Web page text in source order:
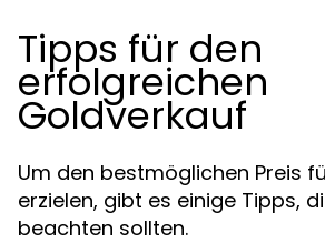
Tipps für den
erfolgreichen
Goldverkauf
Um den bestmöglichen Preis
erzielen, gibt es einige Tipps,
beachten sollten.